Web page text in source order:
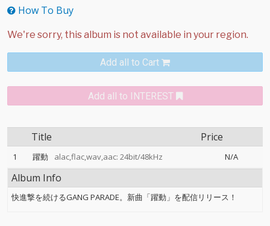
How To Buy
Add all to Cart
Add all to INTEREST
Title Price
1 躍動 alac,flac,wav,aac: 24bit/48kHz N/A
Album Info
快進撃を続けるGANG PARADE。新曲「躍動」を配信リリース！